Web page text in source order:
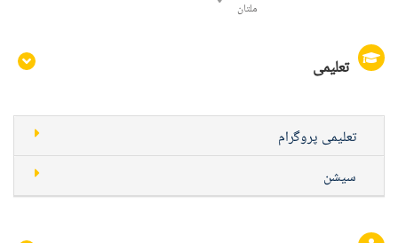
ملتان
تعلیمی
تعلیمی پروگرام
سیشن